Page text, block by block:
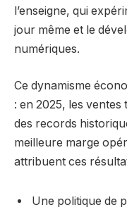
l’enseigne, qui
jour même et le
numériques.
Ce dynamisme
: en 2025, les
des records
meilleure marge
attribuent ces
Une politique de